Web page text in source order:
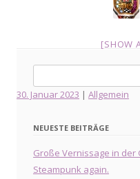
[SHOW
30. Januar 2023 | Allgemein
nach:
NEUESTE BEITRÄGE
Große Vernissage in der
Steampunk again.